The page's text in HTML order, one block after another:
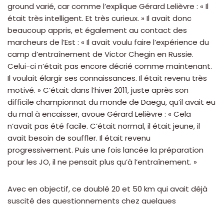
ground varié, car comme l’explique Gérard Lelièvre : « Il
était très intelligent. Et très curieux. » Il avait donc
beaucoup appris, et également au contact des
marcheurs de l’Est : « Il avait voulu faire l’expérience du
camp d’entraînement de Victor Chegin en Russie.
Celui-ci n’était pas encore décrié comme maintenant.
Il voulait élargir ses connaissances. Il était revenu très
motivé. » C’était dans l’hiver 2011, juste après son
difficile championnat du monde de Daegu, qu’il avait eu
du mal à encaisser, avoue Gérard Lelièvre : « Cela
n’avait pas été facile. C’était normal, il était jeune, il
avait besoin de souffler. Il était revenu
progressivement. Puis une fois lancée la préparation
pour les JO, il ne pensait plus qu’à l’entraînement. »
Avec en objectif, ce doublé 20 et 50 km qui avait déjà
suscité des questionnements chez quelques